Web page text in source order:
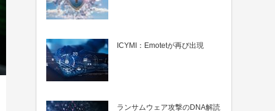
ICYMI：Emotetが再び出現
ランサムウェア攻撃のDNA解読